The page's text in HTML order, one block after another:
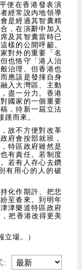
便在香港發表演
經常說內地領導
是經過其智囊精
，在演辭中加入
及其智囊當時已
樣的公開呼籲。
對外的重要「名
也恪守「港人治
治理。但香港也
應該是發揮自身
入大灣區、主動
盡一分力。香港
國家的一個重要
，待新一屆立法
而來。
故不方便對改革
府會按部就班，
特區政府雖然是
有責任。若制度
若有人存心去鑽
有用心的人的破
化作期許、把悲
至沓來。到明年
津樂道特區政府
把香港改得更美
立場。）
: